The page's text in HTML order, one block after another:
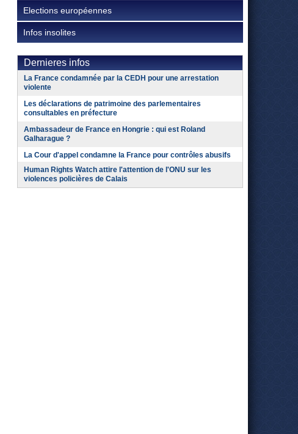
Elections européennes
Infos insolites
Dernieres infos
La France condamnée par la CEDH pour une arrestation
violente
Les déclarations de patrimoine des parlementaires
consultables en préfecture
Ambassadeur de France en Hongrie : qui est Roland
Galharague ?
La Cour d'appel condamne la France pour contrôles abusifs
Human Rights Watch attire l'attention de l'ONU sur les
violences policières de Calais